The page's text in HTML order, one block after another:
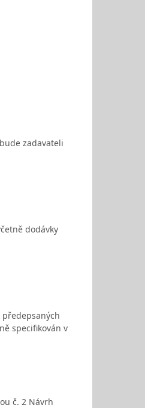
zadavateli
dodávky
specifikován v
č. 2 Návrh